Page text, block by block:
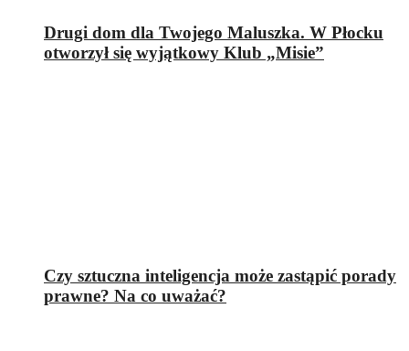
Drugi dom dla Twojego Maluszka. W Płocku
otworzył się wyjątkowy Klub „Misie”
Czy sztuczna inteligencja może zastąpić porady
prawne? Na co uważać?